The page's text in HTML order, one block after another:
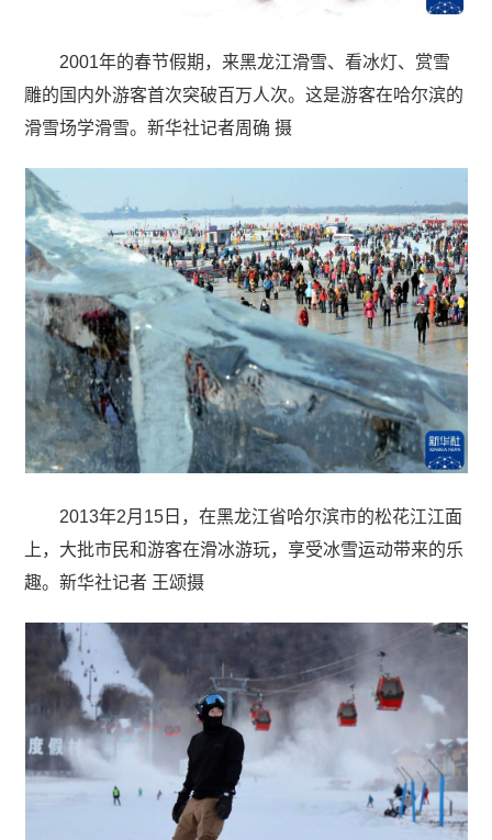
2001年的春节假期，来黑龙江滑雪、看冰灯、赏雪
雕的国内外游客首次突破百万人次。这是游客在哈尔滨的
滑雪场学滑雪。新华社记者周确 摄
2013年2月15日，在黑龙江省哈尔滨市的松花江江面
上，大批市民和游客在滑冰游玩，享受冰雪运动带来的乐
趣。新华社记者 王颂摄